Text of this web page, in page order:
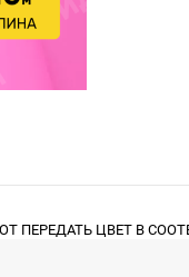
ПЕРЕДАТЬ ЦВЕТ В